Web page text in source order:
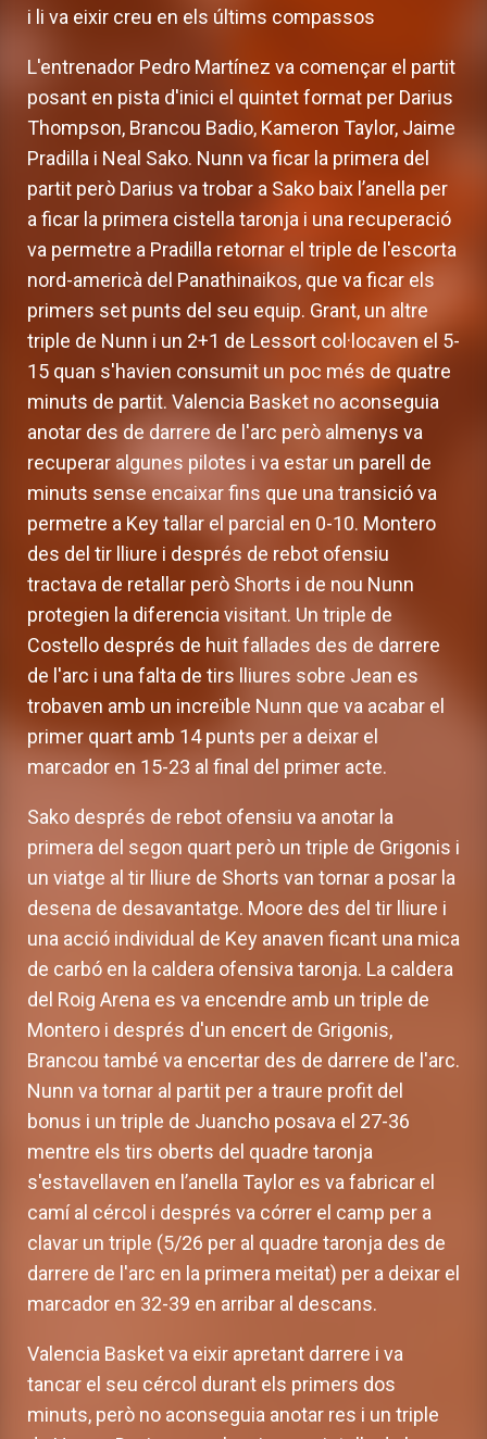
i li va eixir creu en els últims compassos
L'entrenador Pedro Martínez va començar el partit
posant en pista d'inici el quintet format per Darius
Thompson, Brancou Badio, Kameron Taylor, Jaime
Pradilla i Neal Sako. Nunn va ficar la primera del
partit però Darius va trobar a Sako baix l’anella per
a ficar la primera cistella taronja i una recuperació
va permetre a Pradilla retornar el triple de l'escorta
nord-americà del Panathinaikos, que va ficar els
primers set punts del seu equip. Grant, un altre
triple de Nunn i un 2+1 de Lessort col·locaven el 5-
15 quan s'havien consumit un poc més de quatre
minuts de partit. Valencia Basket no aconseguia
anotar des de darrere de l'arc però almenys va
recuperar algunes pilotes i va estar un parell de
minuts sense encaixar fins que una transició va
permetre a Key tallar el parcial en 0-10. Montero
des del tir lliure i després de rebot ofensiu
tractava de retallar però Shorts i de nou Nunn
protegien la diferencia visitant. Un triple de
Costello després de huit fallades des de darrere
de l'arc i una falta de tirs lliures sobre Jean es
trobaven amb un increïble Nunn que va acabar el
primer quart amb 14 punts per a deixar el
marcador en 15-23 al final del primer acte.
Sako després de rebot ofensiu va anotar la
primera del segon quart però un triple de Grigonis i
un viatge al tir lliure de Shorts van tornar a posar la
desena de desavantatge. Moore des del tir lliure i
una acció individual de Key anaven ficant una mica
de carbó en la caldera ofensiva taronja. La caldera
del Roig Arena es va encendre amb un triple de
Montero i després d'un encert de Grigonis,
Brancou també va encertar des de darrere de l'arc.
Nunn va tornar al partit per a traure profit del
bonus i un triple de Juancho posava el 27-36
mentre els tirs oberts del quadre taronja
s'estavellaven en l’anella Taylor es va fabricar el
camí al cércol i després va córrer el camp per a
clavar un triple (5/26 per al quadre taronja des de
darrere de l'arc en la primera meitat) per a deixar el
marcador en 32-39 en arribar al descans.
Valencia Basket va eixir apretant darrere i va
tancar el seu cércol durant els primers dos
minuts, però no aconseguia anotar res i un triple